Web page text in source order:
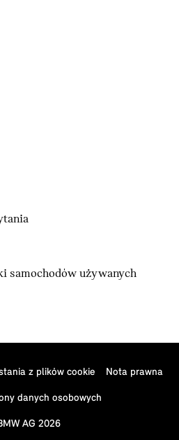
samochodów używanych
z plików cookie Nota prawna
danych osobowych
AG 2026